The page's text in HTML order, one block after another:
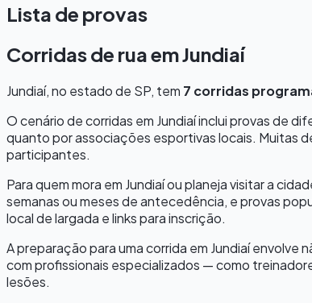
Lista de provas
Corridas de rua emJundiaí
Jundiaí, no estado de SP, tem 7 corridas
O cenário de corridas em Jundiaíinclui provas de
quanto por associações esportivas locais. Muitas
participantes.
Para quem mora em Jundiaíou planeja visitar a
semanas ou meses de antecedência, e provas
local de largada e links para inscrição.
A preparação para uma corrida em Jundiaíenvolve
com profissionais especializados — como
lesões.